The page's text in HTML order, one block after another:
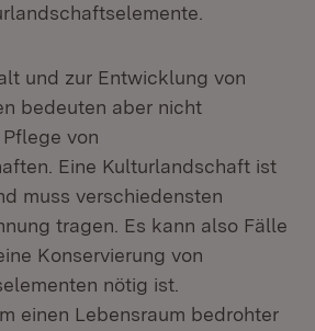
und zur Entwicklung von
bedeuten aber nicht
von
Eine Kulturlandschaft ist
muss verschiedensten
tragen. Es kann also Fälle
Konservierung von
nötig ist.
einen Lebensraum bedrohter